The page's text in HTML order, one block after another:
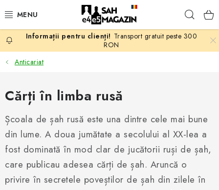
PROMOTII
ȘAH
PIESE DE ȘAH
TABLE DE ȘAH
CEAS DE ȘAH
CĂRȚI DE ȘAH
Transport gratuit peste 300
RON
Anticariat
Cărți în limba rusă
Școala de șah rusă este una dintre cele mai bune
din lume. A doua jumătate a secolului al XX-lea a
fost dominată în mod clar de jucătorii ruși de șah,
care publicau adesea cărți de șah. Aruncă o
privire în secretele poveștilor de șah din zilele în